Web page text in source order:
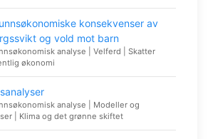
konsekvenser av
og vold mot barn
analyse | Velferd | Skatter
økonomi
analyse | Modeller og
| Klima og det grønne skiftet